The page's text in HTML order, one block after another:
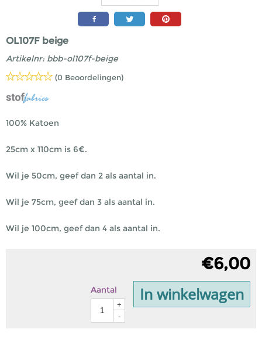
OL107F beige
Artikelnr: bbb-ol107f-beige
(0 Beoordelingen)
100% Katoen
25cm x 110cm is 6€.
Wil je 50cm, geef dan 2 als aantal in.
Wil je 75cm, geef dan 3 als aantal in.
Wil je 100cm, geef dan 4 als aantal in.
€6,00
Aantal
+
-
In winkelwagen